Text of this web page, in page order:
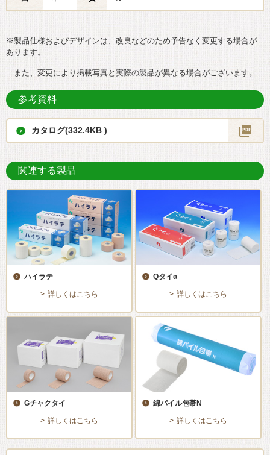
※製品仕様およびデザインは、改良などのため予告なく変更する場合が
あります。
また、変更により掲載写真と実際の製品が異なる場合がございます。
参考資料
カタログ(332.4KB )
関連する製品
ハイラテ
詳しくはこちら
Qタイα
詳しくはこちら
Gチャクタイ
詳しくはこちら
綿パイル包帯N
詳しくはこちら